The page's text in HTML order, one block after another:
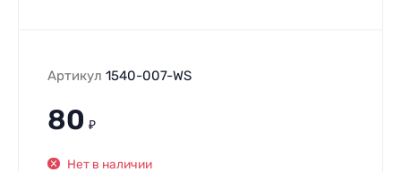
Артикул 1540-007-WS
80 ₽
Нет в наличии